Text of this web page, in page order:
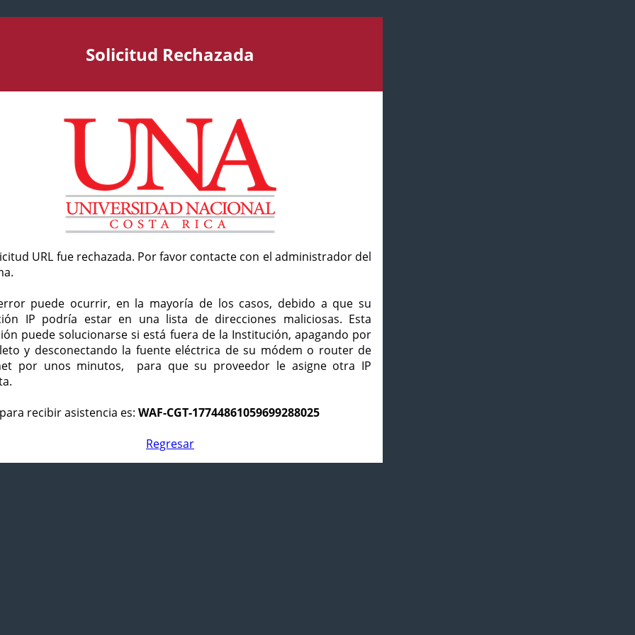
Solicitud Rechazada
URL fue rechazada. Por favor contacte con el administrador del
puede ocurrir, en la mayoría de los casos, debido a que su
IP podría estar en una lista de direcciones maliciosas. Esta
puede solucionarse si está fuera de la Institución, apagando por
y desconectando la fuente eléctrica de su módem o router de
por unos minutos, para que su proveedor le asigne otra IP
recibir asistencia es: WAF-CGT-17744861059699288025
Regresar